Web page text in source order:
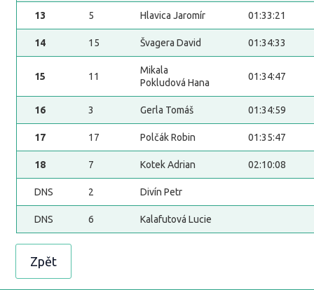
13 5 Hlavica Jaromír 01:33:21
14 15 Švagera David 01:34:33
15 11
Mikala
Pokludová Hana
01:34:47
16 3 Gerla Tomáš 01:34:59
17 17 Polčák Robin 01:35:47
18 7 Kotek Adrian 02:10:08
DNS 2 Divín Petr
DNS 6 Kalafutová Lucie
Zpět